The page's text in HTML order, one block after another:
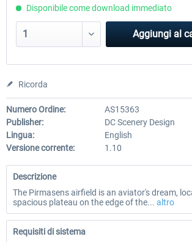
Disponibile come download immediato
Aggiungi al
Ricorda
Numero Ordine:
AS15363
Publisher:
DC Scenery Design
Lingua:
English
Versione corrente:
1.10
Descrizione
The Pirmasens airfield is an aviator's dream,
spacious plateau on the edge of the... altro
Requisiti di sistema